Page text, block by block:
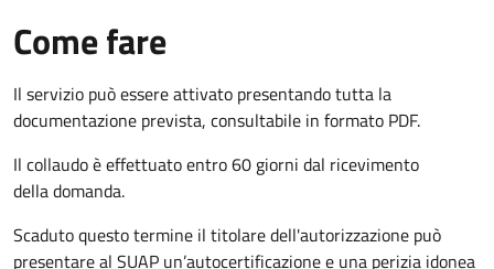
Come fare
Il servizio può essere attivato presentando tutta la
documentazione prevista, consultabile in formato PDF.
Il collaudo è effettuatoentro 60 giorni dal ricevimento
della domanda.
Scaduto questo termine il titolare dell'autorizzazione può
presentare al SUAP un’autocertificazione e una perizia idonea